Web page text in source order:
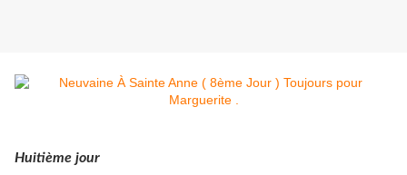
Huitième jour